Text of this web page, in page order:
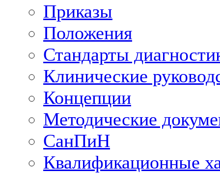
Приказы
Положения
Стандарты
Клинические
Концепции
Методические
СанПиН
Квалификационные